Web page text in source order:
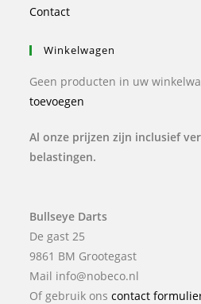
Contact
Winkelwagen
Geen producten in uw
toevoegen
Al onze prijzen zijn inclusief
belastingen.
Bullseye Darts
De gast 25
9861 BM Grootegast
Mail info@nobeco.nl
Of gebruik onscontact